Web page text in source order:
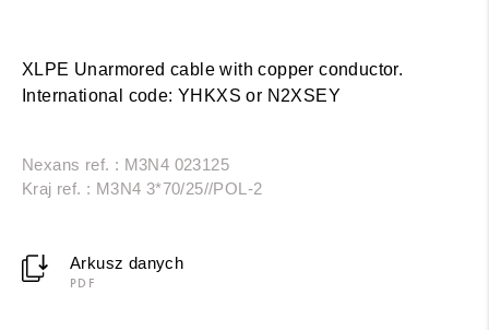
XLPE Unarmored cable with copper conductor.
International code: YHKXS or N2XSEY
Nexans ref. : M3N4 023125
Kraj ref. : M3N4 3*70/25//POL-2
Arkusz danych
PDF